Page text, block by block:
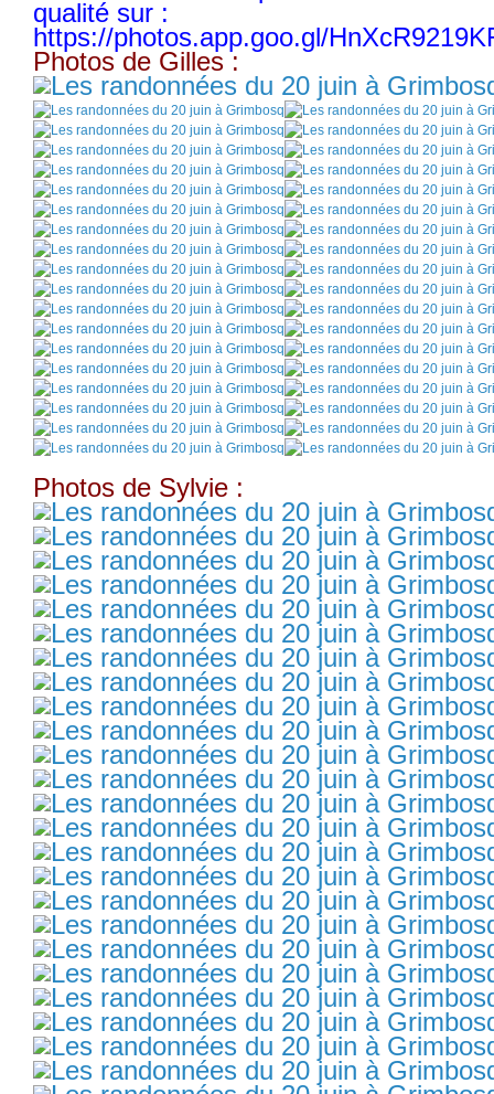
qualité sur :
https://photos.app.goo.gl/
Photos de Gilles :
Photos de Sylvie :